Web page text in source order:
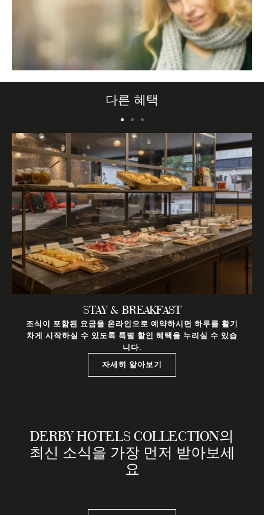
다른 혜택
STAY & BREAKFAST
조식이 포함된 요금을 온라인으로 예약하시면 하루를 활기
차게 시작하실 수 있도록 특별 할인 혜택을 누리실 수 있습
니다.
자세히 알아보기
DERBY HOTELS COLLECTION의
최신 소식을 가장 먼저 받아보세
요